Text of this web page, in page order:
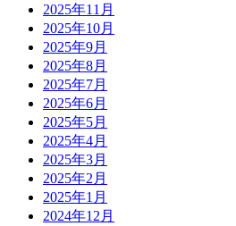
2025年11月
2025年10月
2025年9月
2025年8月
2025年7月
2025年6月
2025年5月
2025年4月
2025年3月
2025年2月
2025年1月
2024年12月